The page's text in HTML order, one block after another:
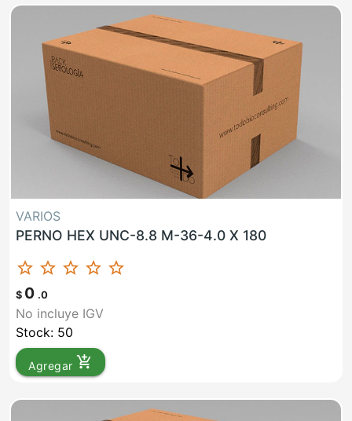
VARIOS
PERNO HEX UNC-8.8 M-36-4.0 X 180
star_border star_border star_border star_border star_border
$ 0 .0
No incluye IGV
Stock: 50
Agregar add_shopping_cart